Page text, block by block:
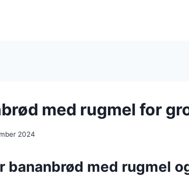
med rugmel for
2024
bananbrød med rugmel